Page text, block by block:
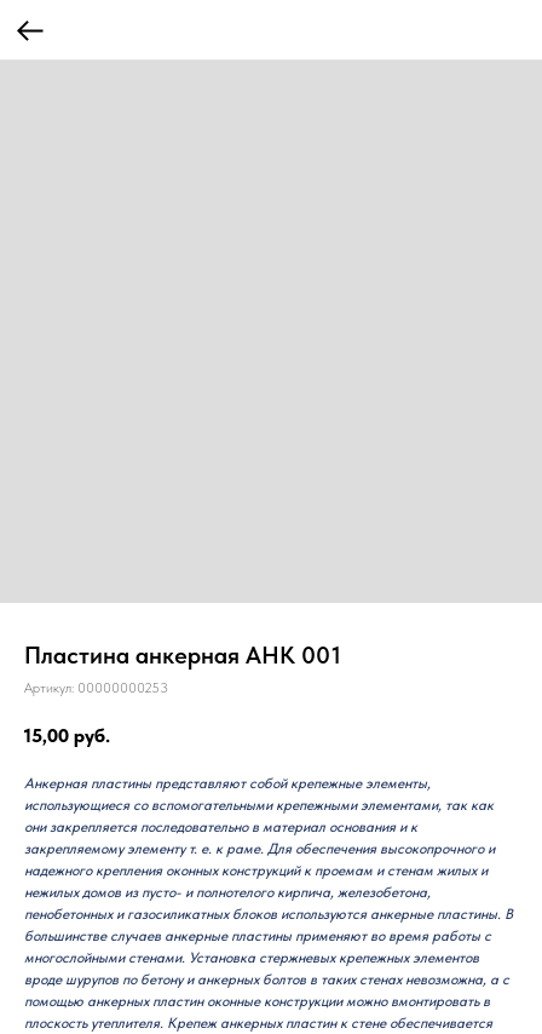
Пластина анкерная АНК 001
Артикул: 00000000253
15,00 руб.
Анкерная пластины представляют собой крепежные элементы,
использующиеся со вспомогательными крепежными элементами, так как
они закрепляется последовательно в материал основания и к
закрепляемому элементу т. е. к раме. Для обеспечения высокопрочного и
надежного крепления оконных конструкций к проемам и стенам жилых и
нежилых домов из пусто- и полнотелого кирпича, железобетона,
пенобетонных и газосиликатных блоков используются анкерные пластины. В
большинстве случаев анкерные пластины применяют во время работы с
многослойными стенами. Установка стержневых крепежных элементов
вроде шурупов по бетону и анкерных болтов в таких стенах невозможна, а с
помощью анкерных пластин оконные конструкции можно вмонтировать в
плоскость утеплителя. Крепеж анкерных пластин к стене обеспечивается